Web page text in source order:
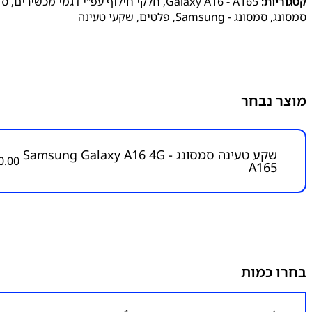
סמסונג, סמסונג - Samsung , פלטים, שקעי טעינה
מוצר נבחר
שקע טעינה סמסונג Samsung Galaxy A16 4G -
A165
בחרו כמות